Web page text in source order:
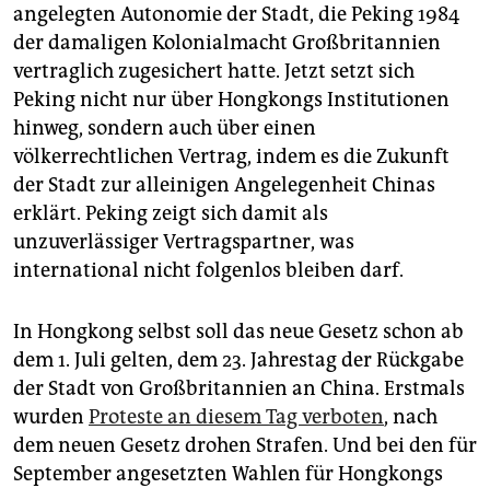
angelegten Autonomie der Stadt, die Peking 1984
der damaligen Kolonialmacht Großbritannien
vertraglich zugesichert hatte. Jetzt setzt sich
Peking nicht nur über Hongkongs Institutionen
hinweg, sondern auch über einen
völkerrechtlichen Vertrag, indem es die Zukunft
der Stadt zur alleinigen Angelegenheit Chinas
erklärt. Peking zeigt sich damit als
unzuverlässiger Vertragspartner, was
international nicht folgenlos bleiben darf.
In Hongkong selbst soll das neue Gesetz schon ab
dem 1. Juli gelten, dem 23. Jahrestag der Rückgabe
der Stadt von Großbritannien an China. Erstmals
wurden Proteste an diesem Tag verboten, nach
dem neuen Gesetz drohen Strafen. Und bei den für
September angesetzten Wahlen für Hongkongs